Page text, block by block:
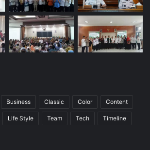
Business Classic Color Content
Life Style Team Tech Timeline